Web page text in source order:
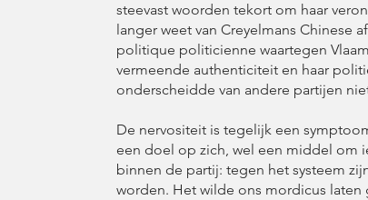
steevast woorden tekort om haar
langer weet van Creyelmans Chinese
politique politicienne waartegen
vermeende authenticiteit en haar
onderscheidde van andere partijen
De nervositeit is tegelijk een
een doel op zich, wel een middel om
binnen de partij: tegen het systeem
worden. Het wilde ons mordicus